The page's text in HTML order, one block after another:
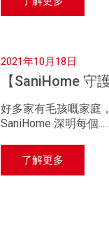
2021年10月18日
【SaniHome 守
好多家有毛孩嘅家庭
SaniHome 深明每個
了解更多